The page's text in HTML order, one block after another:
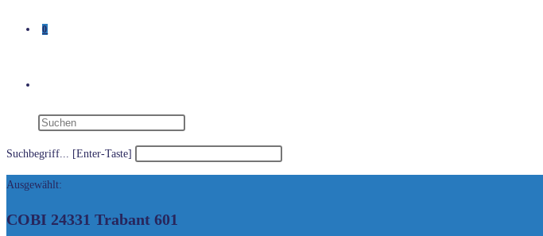
0
Suchbegriff... [Enter-Taste]
Ausgewählt:
COBI 24331 Trabant 601